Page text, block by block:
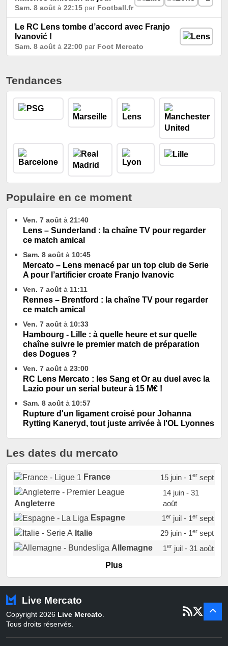
Sam. 8 août à 22:15 par Football.fr
Le RC Lens tombe d’accord avec Franjo
Ivanović !
Sam. 8 août à 22:00 par Foot Mercato
Tendances
Populaire en ce moment
Ven. 7 août à 21:40
Lens – Sunderland : la chaîne TV pour regarder
ce match amical
Sam. 8 août à 10:45
Mercato – Lens menacé par un top club de Serie
A pour l’artificier croate Franjo Ivanovic
Ven. 7 août à 11:11
Rennes – Brentford : la chaîne TV pour regarder
ce match amical
Ven. 7 août à 10:33
Hambourg - Lille : à quelle heure et sur quelle
chaîne suivre le premier match de préparation
des Dogues ?
Ven. 7 août à 23:00
RC Lens Mercato : les Sang et Or au duel avec la
Lazio pour un serial buteur à 15 M€ !
Sam. 8 août à 10:57
Rupture d'un ligament croisé pour Johanna
Rytting Kaneryd, tout juste arrivée à l'OL Lyonnes
Les dates du mercato
France 15 juin - 1ersept
Angleterre
14 juin - 31
août
Espagne
1erjuil - 1ersept
Italie
29 juin - 1ersept
Allemagne
1erjuil - 31 août
Portugal
Pays-Bas
22 juin - 2 sept
Belgique
juil - 31
Plus
Live Mercato
Copyright 2026 Live Mercato
Tous droits réservés.